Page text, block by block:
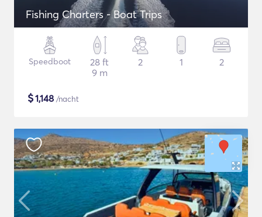
Fishing Charters - Boat Trips
Speedboot
28 ft
9 m
2 1 2
$1,148 /nacht